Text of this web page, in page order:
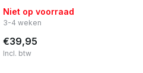
Niet op voorraad
3-4 weken
€39,95
Incl. btw